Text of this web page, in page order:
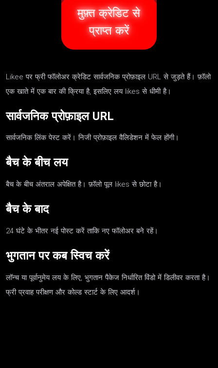
मुफ़्त क्रेडिट से
प्राप्त करें
Likee पर फ्री फॉलोअर क्रेडिट सार्वजनिक प्रोफ़ाइल URL से जुड़ते हैं। फ़ॉलो
एक खाते में एक बार की क्रिया है, इसलिए लय likes से धीमी है।
सार्वजनिक प्रोफ़ाइल URL
सार्वजनिक लिंक पेस्ट करें। निजी प्रोफ़ाइल वैलिडेशन में फेल होंगी।
बैच के बीच लय
बैच के बीच अंतराल अपेक्षित है। फ़ॉलो पूल likes से छोटा है।
बैच के बाद
24 घंटे के भीतर नई पोस्ट करें ताकि नए फॉलोअर बने रहें।
भुगतान पर कब स्विच करें
लॉन्च या पूर्वानुमेय लय के लिए, भुगतान पैकेज निर्धारित विंडो में डिलीवर करता है।
फ्री प्रवाह परीक्षण और कोल्ड स्टार्ट के लिए आदर्श।